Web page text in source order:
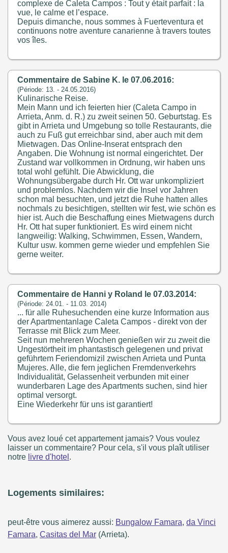
complexe de Caleta Campos : Tout y était parfait : la
vue, le calme et l’espace.
Depuis dimanche, nous sommes à Fuerteventura et
continuons notre aventure canarienne à travers toutes
vos îles.
Commentaire de Sabine K. le 07.06.2016:
(Période: 13. - 24.05.2016)
Kulinarische Reise.
Mein Mann und ich feierten hier (Caleta Campo in
Arrieta, Anm. d. R.) zu zweit seinen 50. Geburtstag. Es
gibt in Arrieta und Umgebung so tolle Restaurants, die
auch zu Fuß gut erreichbar sind, aber auch mit dem
Mietwagen. Das Online-Inserat entsprach den
Angaben. Die Wohnung ist normal eingerichtet. Der
Zustand war vollkommen in Ordnung, wir haben uns
total wohl gefühlt. Die Abwicklung, die
Wohnungsübergabe durch Hr. Ott war unkompliziert
und problemlos. Nachdem wir die Insel vor Jahren
schon mal besuchten, und jetzt die Ruhe hatten alles
nochmals zu besichtigen, stellten wir fest, wie schön es
hier ist. Auch die Beschaffung eines Mietwagens durch
Hr. Ott hat super funktioniert. Es wird einem nicht
langweilig: Walking, Schwimmen, Essen, Wandern,
Kultur usw. kommen gerne wieder und empfehlen Sie
gerne weiter.
Commentaire de Hanni y Roland le 07.03.2014:
(Période: 24.01. - 11.03. 2014)
... für alle Ruhesuchenden eine kurze Information aus
der Apartmentanlage Caleta Campos - direkt von der
Terrasse mit Blick zum Meer.
Seit nun mehreren Wochen genießen wir zu zweit die
Ungestörtheit im phantastisch gelegenen und privat
geführtem Feriendomizil zwischen Arrieta und Punta
Mujeres. Alle, die fern jeglichen Fremdenverkehrs
Individualität, Gelassenheit verbunden mit einer
wunderbaren Lage des Apartments suchen, sind hier
optimal versorgt.
Eine Wiederkehr für uns ist garantiert!
Vous avez loué cet appartement jamais? Vous voulez
laisser un commentaire? Pour cela, s'il vous plaît utiliser
notre livre d'hotel .
Logements similaires:
peut-être vous aimerez aussi: Bungalow Famara, da Vinci
Famara, Casitas del Mar (Arrieta).